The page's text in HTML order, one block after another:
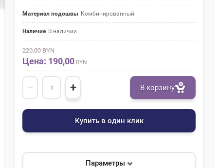
Материал подошвы Комбинированный
Наличие В наличии
220,00BYN
Цена: 190,00 BYN
− + В корзину
Купить в один клик
Параметры